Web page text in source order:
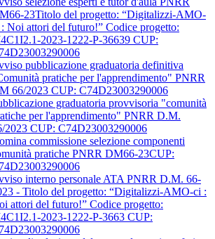
23Titolo del progetto: “Digitalizzi-AMO-
Noi attori del futuro!” Codice progetto:
2023-1222-P-36639 CUP:
pubblicazione graduatoria definitiva
pratiche per l'apprendimento" PNRR
66/2023 CUP: C74D23003290006
graduatoria provvisoria "comunità
per l'apprendimento" PNRR D.M.
2023 CUP: C74D23003290006
commissione selezione componenti
pratiche PNRR DM66-23CUP:
interno personale ATA PNRR D.M. 66-
- Titolo del progetto: “Digitalizzi-AMO-ci :
attori del futuro!” Codice progetto:
2023-1222-P-3663 CUP: